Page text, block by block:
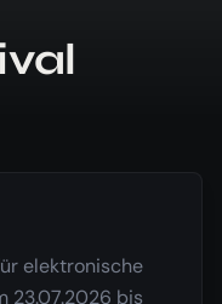
elektronische
23.07.2026 bis